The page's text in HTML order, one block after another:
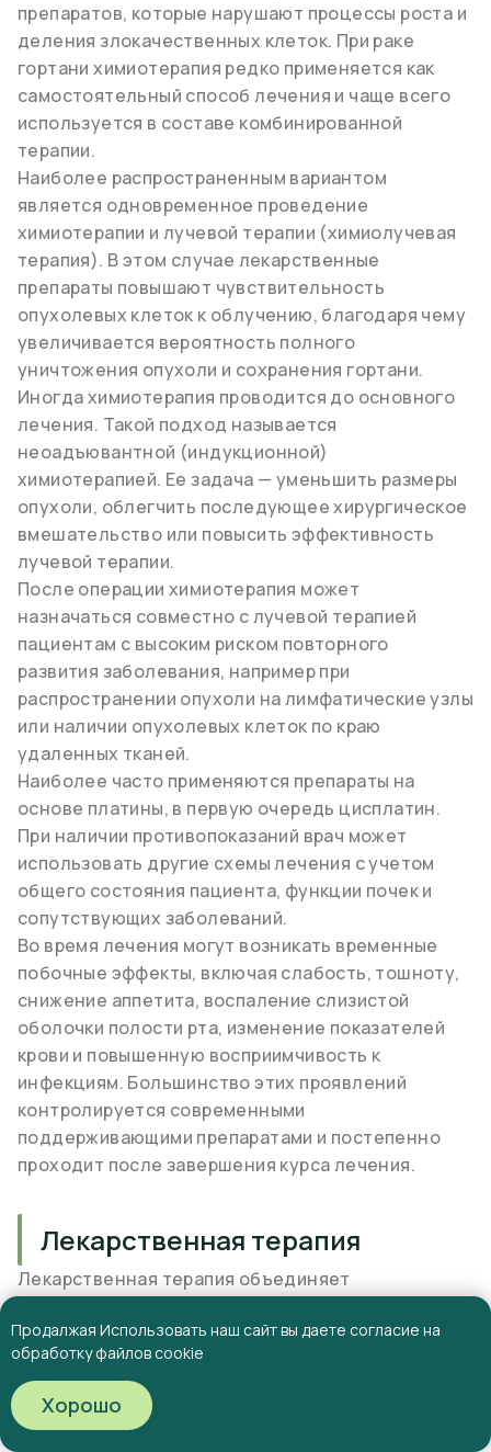
препаратов, которые нарушают процессы роста и
деления злокачественных клеток. При раке
гортани химиотерапия редко применяется как
самостоятельный способ лечения и чаще всего
используется в составе комбинированной
терапии.
Наиболее распространенным вариантом
является одновременное проведение
химиотерапии и лучевой терапии (химиолучевая
терапия). В этом случае лекарственные
препараты повышают чувствительность
опухолевых клеток к облучению, благодаря чему
увеличивается вероятность полного
уничтожения опухоли и сохранения гортани.
Иногда химиотерапия проводится до основного
лечения. Такой подход называется
неоадъювантной (индукционной)
химиотерапией. Ее задача — уменьшить размеры
опухоли, облегчить последующее хирургическое
вмешательство или повысить эффективность
лучевой терапии.
После операции химиотерапия может
назначаться совместно с лучевой терапией
пациентам с высоким риском повторного
развития заболевания, например при
распространении опухоли на лимфатические узлы
или наличии опухолевых клеток по краю
удаленных тканей.
Наиболее часто применяются препараты на
основе платины, в первую очередь цисплатин.
При наличии противопоказаний врач может
использовать другие схемы лечения с учетом
общего состояния пациента, функции почек и
сопутствующих заболеваний.
Во время лечения могут возникать временные
побочные эффекты, включая слабость, тошноту,
снижение аппетита, воспаление слизистой
оболочки полости рта, изменение показателей
крови и повышенную восприимчивость к
инфекциям. Большинство этих проявлений
контролируется современными
поддерживающими препаратами и постепенно
проходит после завершения курса лечения.
Лекарственная терапия
Лекарственная терапия объединяет
лечения рака гортани. В зависимости от стадии
заболевания и биологических особенностей
опухоли она может включать химиотерапию,
таргетную терапию и иммунотерапию.
Продалжая Использовать наш сайт вы даете согласие на
обработку файлов cookie
Хорошо